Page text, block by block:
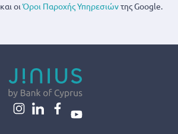
και οιΌροι Παροχής Υπηρεσιώντης Google.